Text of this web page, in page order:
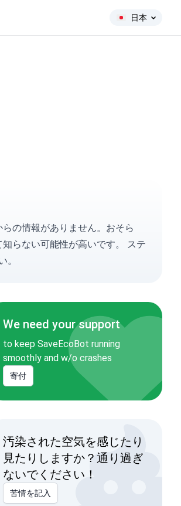
日本
の情報がありません。おそら
らない可能性が高いです。 ステ
。
We need your support
to keep SaveEcoBot running
smoothly and w/o crashes
寄付
汚染された空気を感じたり
見たりしますか？通り過ぎ
ないでください！
苦情を記入